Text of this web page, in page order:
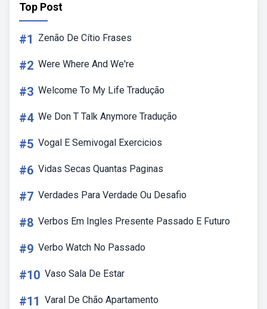
Top Post
#1 Zenão De Cítio Frases
#2 Were Where And We're
#3 Welcome To My Life Tradução
#4 We Don T Talk Anymore Tradução
#5 Vogal E Semivogal Exercicios
#6 Vidas Secas Quantas Paginas
#7 Verdades Para Verdade Ou Desafio
#8 Verbos Em Ingles Presente Passado E Futuro
#9 Verbo Watch No Passado
#10 Vaso Sala De Estar
#11 Varal De Chão Apartamento